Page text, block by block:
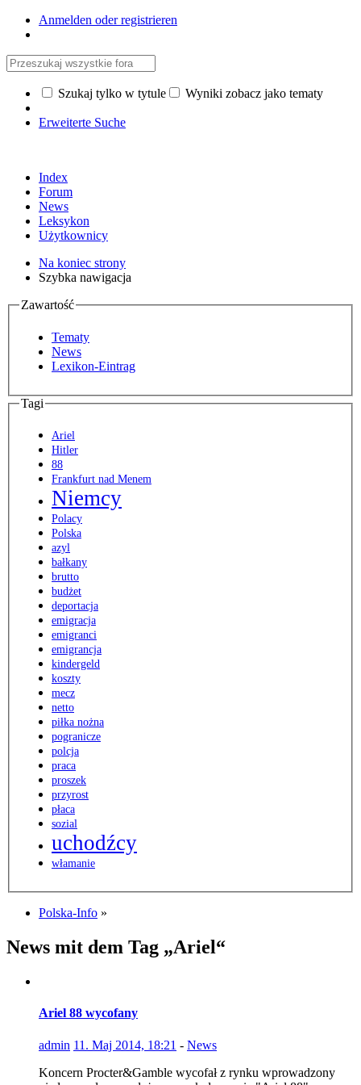
Anmelden oder registrieren
Szukaj tylko w tytule Wyniki zobacz jako tematy
Erweiterte Suche
Index
Forum
News
Leksykon
Użytkownicy
Na koniec strony
Szybka nawigacja
Zawartość
Tematy
News
Lexikon-Eintrag
Tagi
Ariel
Hitler
88
Frankfurt nad Menem
Niemcy
Polacy
Polska
azyl
bałkany
brutto
budżet
deportacja
emigracja
emigranci
emigrancja
kindergeld
koszty
mecz
netto
piłka nożna
pogranicze
polcja
praca
proszek
przyrost
płaca
sozial
uchodźcy
włamanie
Polska-Info »
News mit dem Tag „Ariel“
Ariel 88 wycofany
admin 11. Maj 2014, 18:21 - News
Koncern Procter&Gamble wycofał z rynku wprowadzony